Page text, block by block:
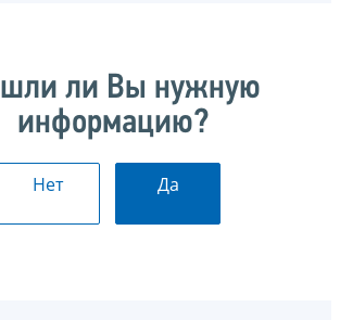
ли Вы нужную
информацию?
Нет Да